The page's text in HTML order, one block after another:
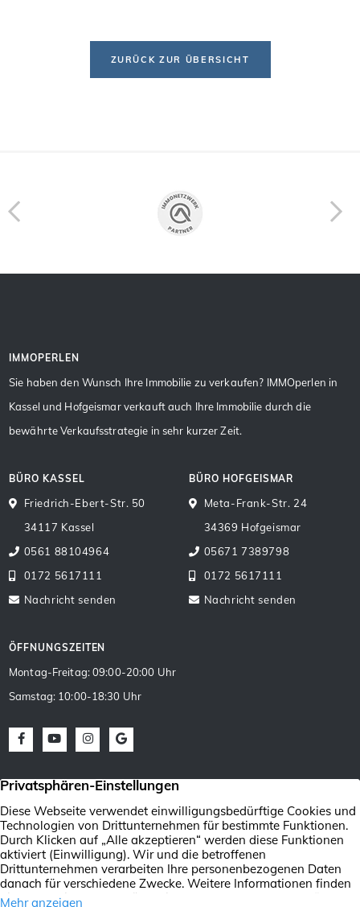
ZURÜCK ZUR ÜBERSICHT
IMMOPERLEN
Sie haben den Wunsch Ihre Immobilie zu verkaufen? IMMOperlen in
Kassel und Hofgeismar verkauft auch Ihre Immobilie durch die
bewährte Verkaufsstrategie in sehr kurzer Zeit.
BÜRO KASSEL
Friedrich-Ebert-Str. 50
34117 Kassel
0561 88104964
0172 5617111
Nachricht senden
BÜRO HOFGEISMAR
Meta-Frank-Str. 24
34369 Hofgeismar
05671 7389798
0172 5617111
Nachricht senden
ÖFFNUNGSZEITEN
Montag-Freitag: 09:00-20:00 Uhr
Samstag: 10:00-18:30 Uhr
FacebookYoutubeInstagramGoogle Maps
Verkaufen
Vermietenung von
Immobilien Kassel
Wertermittlung